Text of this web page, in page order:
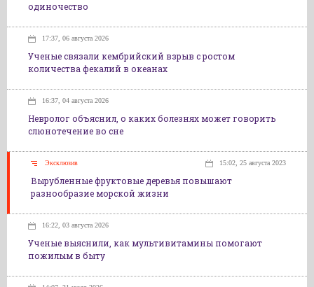
одиночество
17:37, 06 августа 2026
Ученые связали кембрийский взрыв с ростом
количества фекалий в океанах
16:37, 04 августа 2026
Невролог объяснил, о каких болезнях может говорить
слюнотечение во сне
Эксклюзив 15:02, 25 августа 2023
Вырубленные фруктовые деревья повышают
разнообразие морской жизни
16:22, 03 августа 2026
Ученые выяснили, как мультивитамины помогают
пожилым в быту